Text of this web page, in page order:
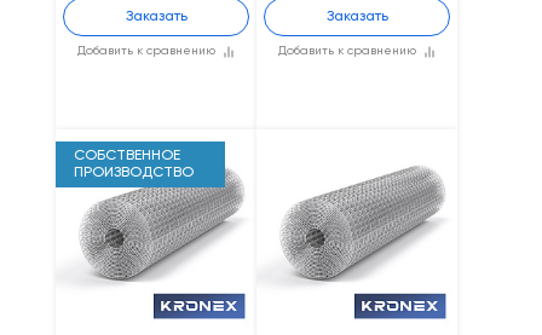
Добавить к сравнению
Заказать
Добавить к сравнению
Заказать
СОБСТВЕННОЕ
ПРОИЗВОДСТВО